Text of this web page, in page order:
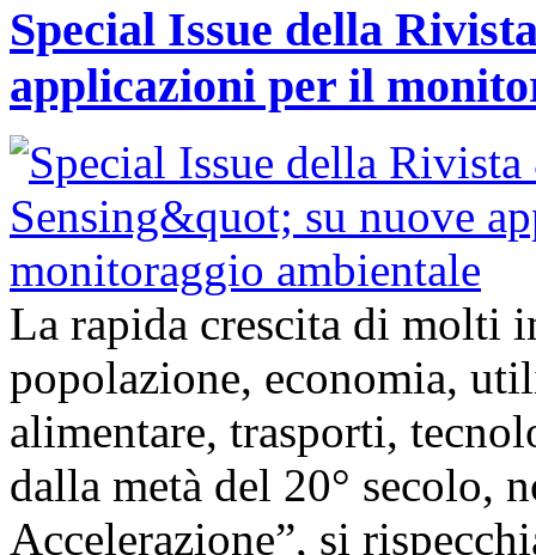
Special Issue della
applicazioni per il
La rapida crescita di molti
popolazione, economia,
alimentare, trasporti,
dalla metà del 20° secolo,
Accelerazione”, si